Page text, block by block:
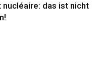
nucléaire: das ist nicht